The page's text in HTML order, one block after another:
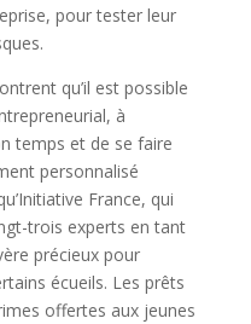
pour tester leur
qu’il est possible
à
temps et de se faire
personnalisé
France, qui
trois experts en tant
précieux pour
écueils. Les prêts
offertes aux jeunes